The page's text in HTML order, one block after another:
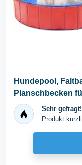
Hundepool,
Planschbecken
Sehr gefragt!
Produkt